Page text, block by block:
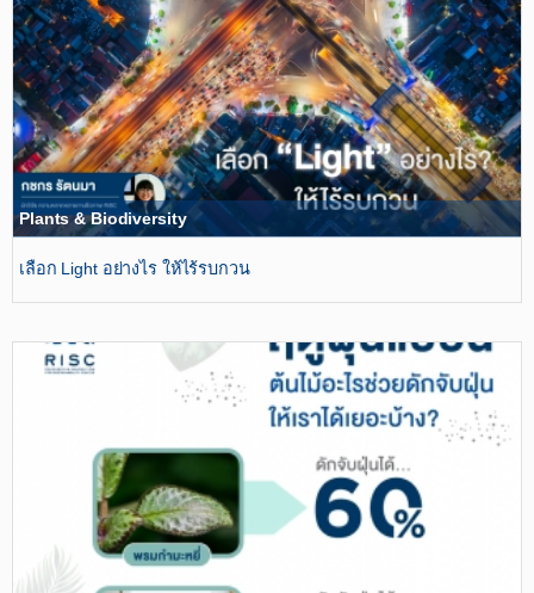
Plants & Biodiversity
เลือก Light อย่างไร ให้ไร้รบกวน